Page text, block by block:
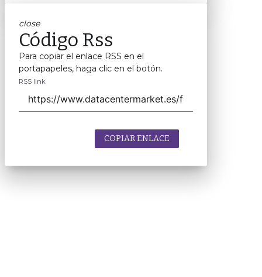
close
Código Rss
Para copiar el enlace RSS en el
portapapeles, haga clic en el botón.
RSS link
COPIAR ENLACE